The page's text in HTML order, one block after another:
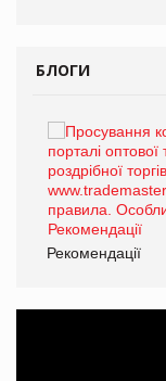
БЛОГИ
Рекомендації